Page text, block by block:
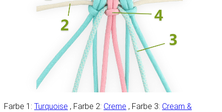
Farbe 1: Turquoise , Farbe 2: Creme , Farbe 3: Cream &